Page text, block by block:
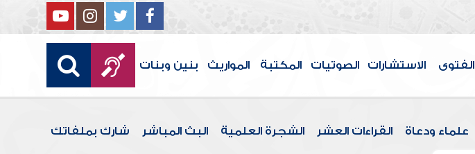
الفتوى الاستشارات الصوتيات المكتبة المواريث بنين وبنات
علماء ودعاة القراءات العشر الشجرة العلمية البث المباشر شارك بملفاتك